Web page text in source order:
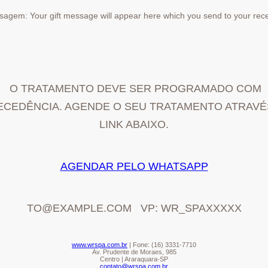
Your gift message will appear here which you send to your
O TRATAMENTO DEVE SER PROGRAMADO COM
AGENDE O SEU TRATAMENTO
LINK ABAIXO.
AGENDAR PELO WHATSAPP
TO@EXAMPLE.COM VP: WR_SPAXXXXX
www.wrspa.com.br | Fone: (16) 3331-7710
Av. Prudente de Moraes, 985
Centro | Araraquara-SP
contato@wrspa.com.br